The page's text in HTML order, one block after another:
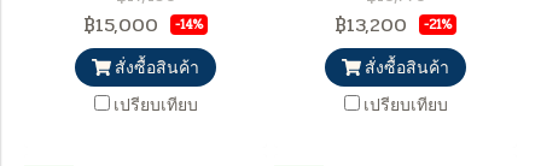
฿15,000 -14%
สั่งซื้อสินค้า
เปรียบเทียบ
฿13,200 -21%
สั่งซื้อสินค้า
เปรียบเทียบ